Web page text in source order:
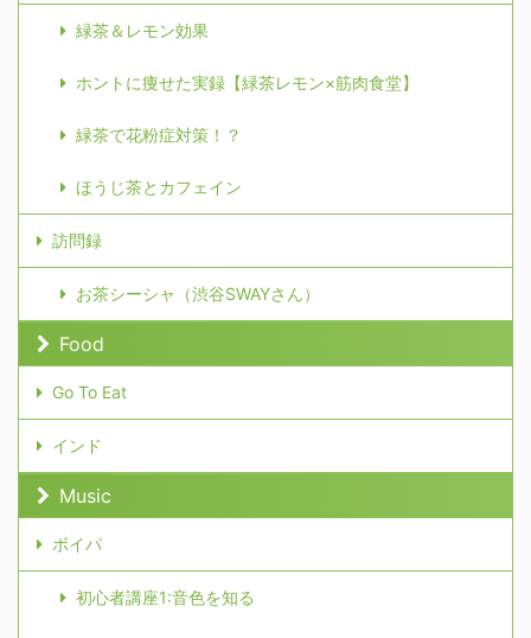
緑茶＆レモン効果
ホントに痩せた実録【緑茶レモン×筋肉食堂】
緑茶で花粉症対策！？
ほうじ茶とカフェイン
訪問録
お茶シーシャ（渋谷SWAYさん）
Food
Go To Eat
インド
Music
ボイパ
初心者講座1:音色を知る